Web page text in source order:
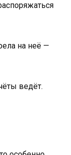
на неё —
ведёт.